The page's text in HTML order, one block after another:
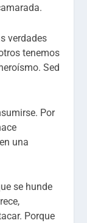
verdades
tenemos
Sed
Por
una
se hunde
Porque